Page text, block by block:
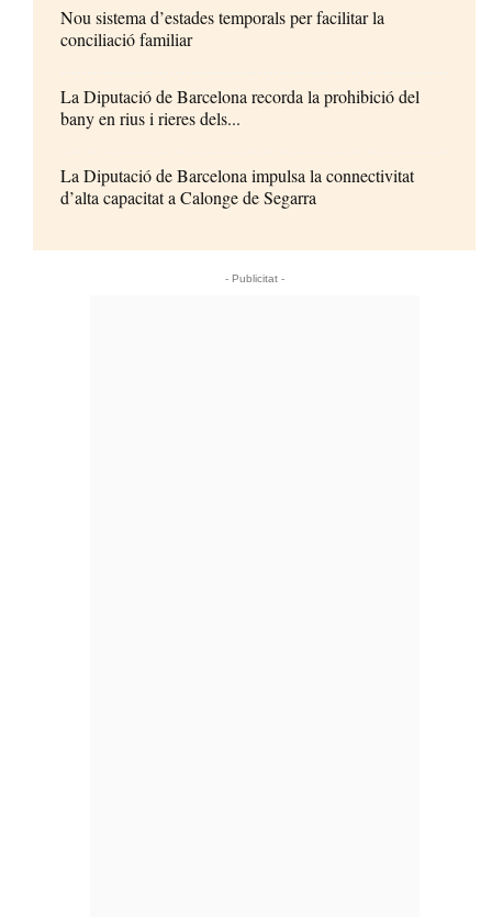
Nou sistema d’estades temporals per facilitar la
conciliació familiar
La Diputació de Barcelona recorda la prohibició del
bany en rius i rieres dels...
La Diputació de Barcelona impulsa la connectivitat
d’alta capacitat a Calonge de Segarra
- Publicitat -